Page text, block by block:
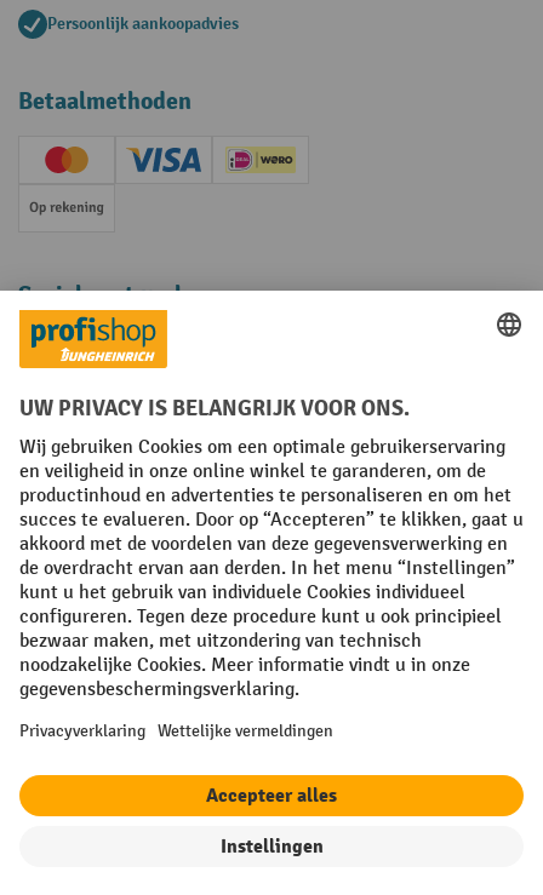
Persoonlijk aankoopadvies
Betaalmethoden
Creditcard (Master)Creditcard (Visa)iDEAL | Wero
Op rekening
Sociale netwerken
Facebook
YouTube
LinkedInInstagram
Algemene leveringsvoorwaarden Copyright
Privacyverklaring Privacy Instellingen
All prices excl. VAT plusshipping costs and possible delivery charges,
if not stated otherwise.
¹ De korting is geldig zolang de voorraad strekt. De korting is niet van
toepassing op speciale prijzen. Een combinatie met andere
procentuele kortingen of vouchers is niet mogelijk. | ² De korting
nieuwsbrief. De voucher is 10 dagen geldig en kan online worden
korting varieert per productcategorie en is maximaal 10%. Elektrische
pallettrucks, elektrische stapelaars, elektrische heftrucks en
worden gecombineerd met andere kortingspercentages of vouchers.